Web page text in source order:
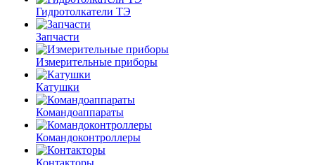
Гидротолкатели ТЭ
Запчасти
Измерительные приборы
Катушки
Командоаппараты
Командоконтроллеры